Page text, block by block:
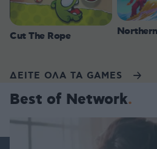
Cut The Rope
ΔΕΙΤΕ ΟΛΑ ΤΑ GAMES
Best of Network